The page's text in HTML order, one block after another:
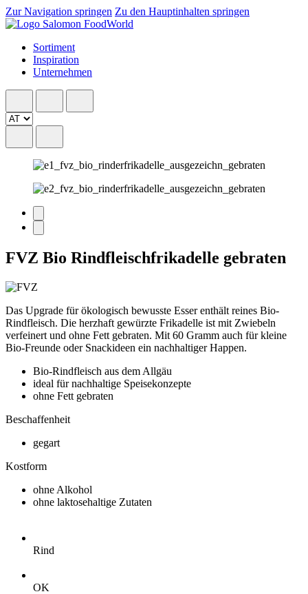
Zur Navigation springen Zu den Hauptinhalten springen
Sortiment
Inspiration
Unternehmen
FVZ Bio Rindfleischfrikadelle gebraten
Das Upgrade für ökologisch bewusste Esser enthält reines Bio-
Rindfleisch. Die herzhaft gewürzte Frikadelle ist mit Zwiebeln
verfeinert und ohne Fett gebraten. Mit 60 Gramm auch für kleine
Bio-Freunde oder Snackideen ein nachhaltiger Happen.
Bio-Rindfleisch aus dem Allgäu
ideal für nachhaltige Speisekonzepte
ohne Fett gebraten
Beschaffenheit
gegart
Kostform
ohne Alkohol
ohne laktosehaltige Zutaten
Rind
OK